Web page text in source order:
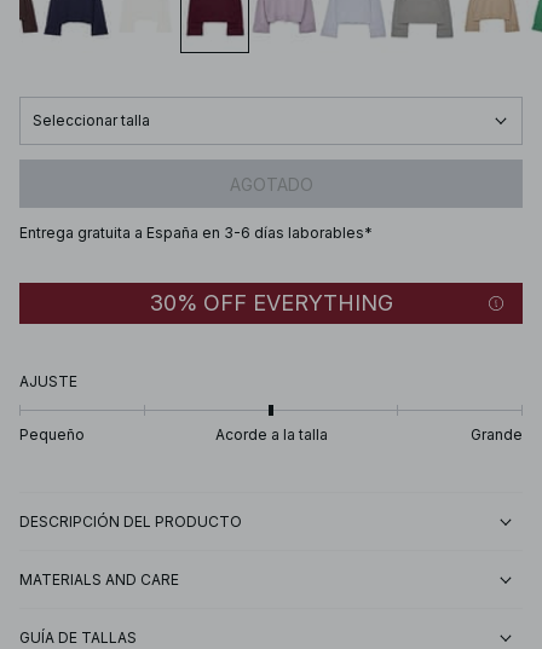
Seleccionar talla
AGOTADO
Entrega gratuita a España en 3-6 días laborables*
30% OFF EVERYTHING
AJUSTE
Pequeño Acorde a la talla Grande
DESCRIPCIÓN DEL PRODUCTO
MATERIALS AND CARE
GUÍA DE TALLAS